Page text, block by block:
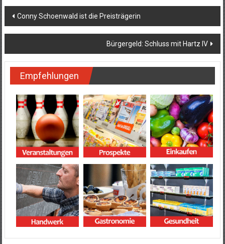
Beitragsnavigation
Conny Schoenwald ist die Preisträgerin
Bürgergeld: Schluss mit Hartz IV
Empfehlungen